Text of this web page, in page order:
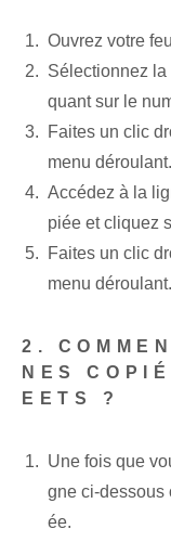
Ouvrez votre
Sélectionnez
quant sur le
Faites un clic
menu déroulant.
Accédez à la
piée et cliquez
Faites un clic
menu déroulant.
2.
NES
EETS ?
Une fois que
gne ci-dessous
ée.